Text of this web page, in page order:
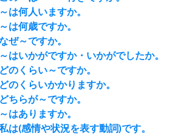
は何人いますか。
は何歳ですか。
ぜ～ですか。
はいかがですか・いかがでしたか。
のくらい～ですか。
のくらいかかりますか。
ちらが～ですか。
はありますか。
は(感情や状況を表す動詞)です。